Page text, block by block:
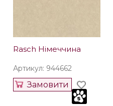
Rasch Німеччина
Артикул: 944662
Замовити